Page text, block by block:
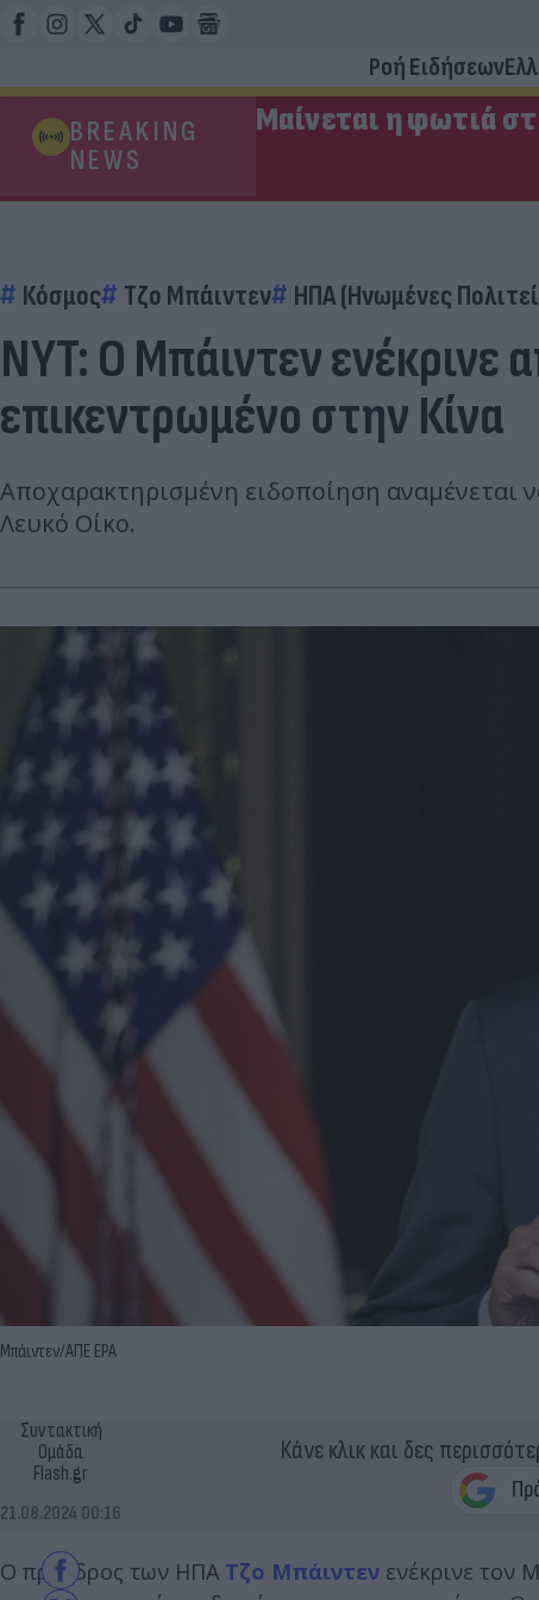
Ροή Ειδήσεων
BREAKING
NEWS
Μαίνεται η φωτιά
Κόσμος Τζο Μπάιντεν ΗΠΑ (Ηνωμένες
NYT: Ο Μπάιντεν
επικεντρωμένο στην Κίνα
Αποχαρακτηρισμένη ειδοποίηση
Λευκό Οίκο.
Μπάιντεν/ΑΠΕ EPA
Συντακτική
Ομάδα
Flash.gr
21.08.2024 00:16
Κάνε κλικ και δες
Ο πρόεδρος των ΗΠΑ Τζο Μπάιντεν ενέκρινε τον